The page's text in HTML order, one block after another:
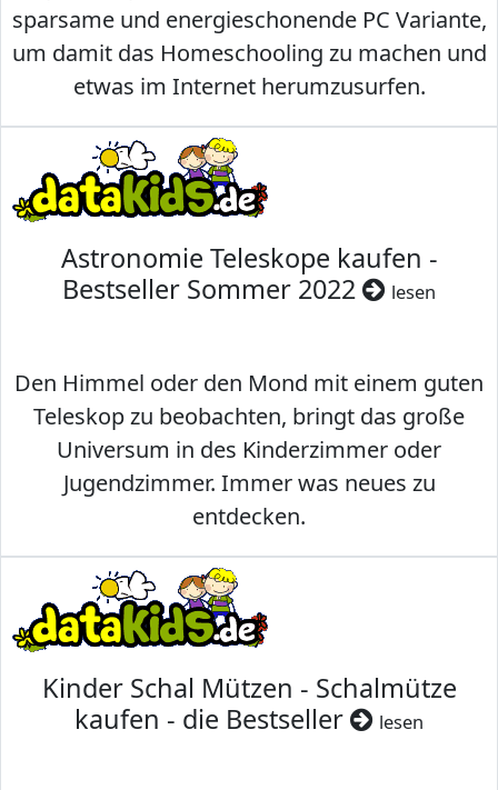
sparsame und energieschonende PC Variante,
um damit das Homeschooling zu machen und
etwas im Internet herumzusurfen.
Astronomie Teleskope kaufen -
Bestseller Sommer 2022
lesen
Den Himmel oder den Mond mit einem guten
Teleskop zu beobachten, bringt das große
Universum in des Kinderzimmer oder
Jugendzimmer. Immer was neues zu
entdecken.
Kinder Schal Mützen - Schalmütze
kaufen - die Bestseller
lesen